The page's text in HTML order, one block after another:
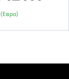
(Евро)